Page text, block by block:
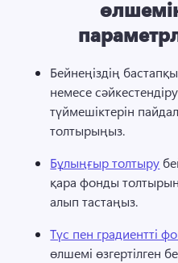
Бейнеңіздің
немесе
түймешіктерін
толтырыңыз.
Бұлыңғыр толтыру
қара фонды
алып тастаңыз.
Түс пен градиентті
өлшемі өзгертілген